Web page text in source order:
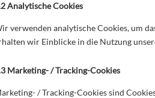
Analytische Cookies
verwenden analytische Cookies, um
wir Einblicke in die Nutzung
Marketing- / Tracking-Cookies
/ Tracking-Cookies sind